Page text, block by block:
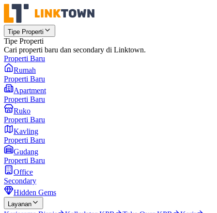
Tipe Properti
Tipe Properti
Cari properti baru dan secondary di Linktown.
Properti Baru
Rumah
Properti Baru
Apartment
Properti Baru
Ruko
Properti Baru
Kavling
Properti Baru
Gudang
Properti Baru
Office
Secondary
Hidden Gems
Layanan